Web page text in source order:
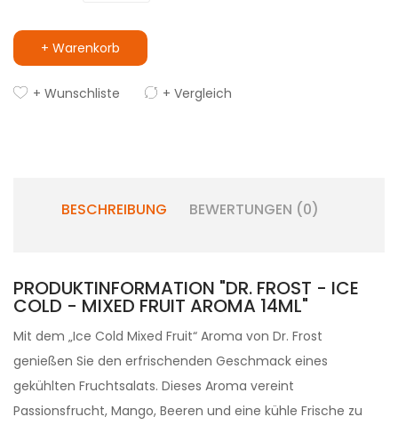
+ Warenkorb
+ Wunschliste + Vergleich
BESCHREIBUNG BEWERTUNGEN (0)
PRODUKTINFORMATION "DR. FROST - ICE
COLD - MIXED FRUIT AROMA 14ML"
Mit dem „Ice Cold Mixed Fruit“ Aroma von Dr. Frost
genießen Sie den erfrischenden Geschmack eines
gekühlten Fruchtsalats. Dieses Aroma vereint
Passionsfrucht, Mango, Beeren und eine kühle Frische zu